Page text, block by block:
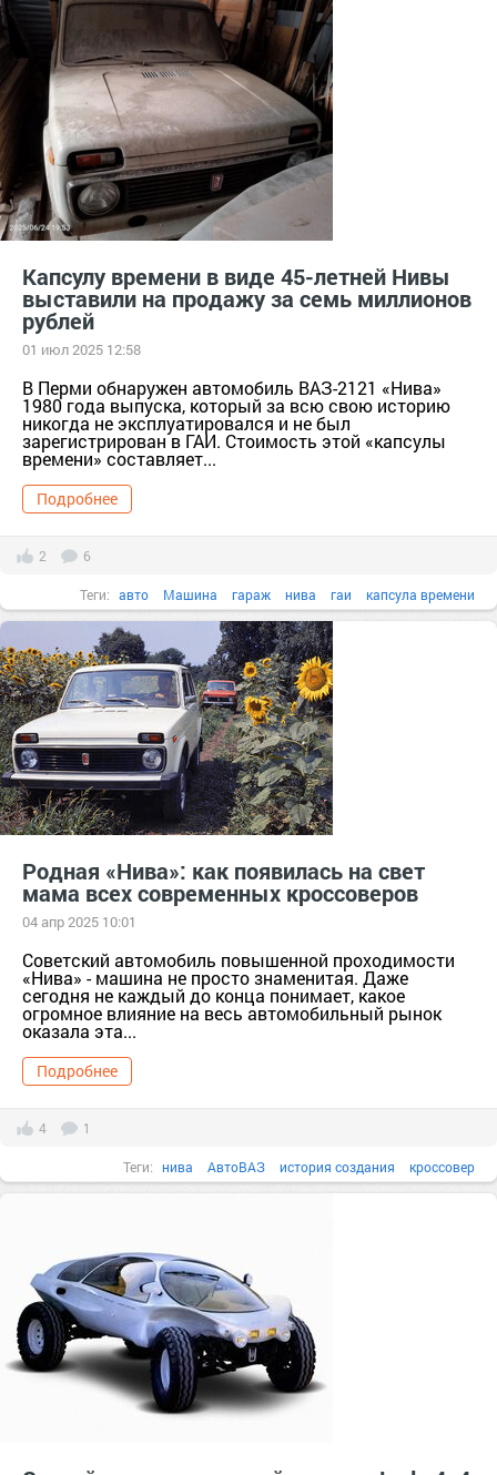
Капсулу времени в виде 45-летней Нивы
выставили на продажу за семь миллионов
рублей
01 июл 2025 12:58
В Перми обнаружен автомобиль ВАЗ-2121 «Нива»
1980 года выпуска, который за всю свою историю
никогда не эксплуатировался и не был
зарегистрирован в ГАИ. Стоимость этой «капсулы
времени» составляет...
Подробнее
2 6
Теги: авто Машина гараж нива гаи капсула времени
Родная «Нива»: как появилась на свет
мама всех современных кроссоверов
04 апр 2025 10:01
Советский автомобиль повышенной проходимости
«Нива» - машина не просто знаменитая. Даже
сегодня не каждый до конца понимает, какое
огромное влияние на весь автомобильный рынок
оказала эта...
Подробнее
4 1
Теги: нива АвтоВАЗ история создания кроссовер